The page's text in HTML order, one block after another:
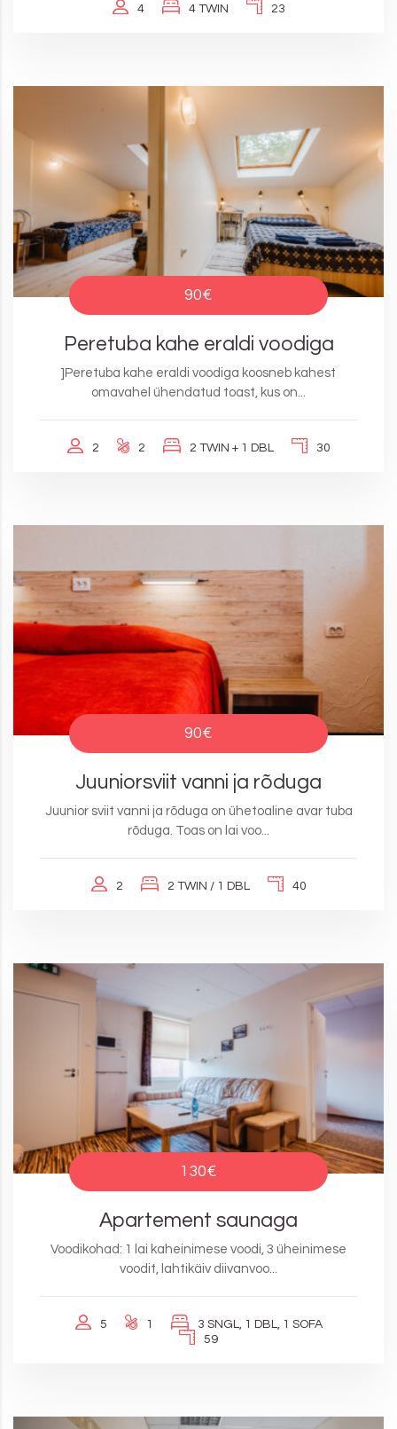
4 4 TWIN 23
90€
Peretuba kahe eraldi voodiga
]Peretuba kahe eraldi voodiga koosneb kahest
omavahel ühendatud toast, kus on...
2 2 2 TWIN + 1 DBL 30
90€
Juuniorsviit vanni ja rõduga
Juunior sviit vanni ja rõduga on ühetoaline avar tuba
rõduga. Toas on lai voo...
2 2 TWIN / 1 DBL 40
130€
Apartement saunaga
Voodikohad: 1 lai kaheinimese voodi, 3 üheinimese
voodit, lahtikäiv diivanvoo...
5 1
3 SNGL, 1 DBL, 1 SOFA
59